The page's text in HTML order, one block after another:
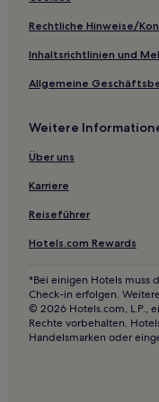
Boutique- in Neu-
Hotels mit
Lgbtqia-Freundliche
Luxus nahe Dihua
Business nahe Dihua
Günstige nahe Dihua
Rechtliche Hinweise/
Inhaltsrichtlinien und
Allgemeine
Weitere
Über uns
Karriere
Reiseführer
Hotels.com Rewards
*Bei einigen Hotels muss
Check-in erfolgen.
© 2026 Hotels.com, L.P.,
Rechte vorbehalten.
Handelsmarken oder